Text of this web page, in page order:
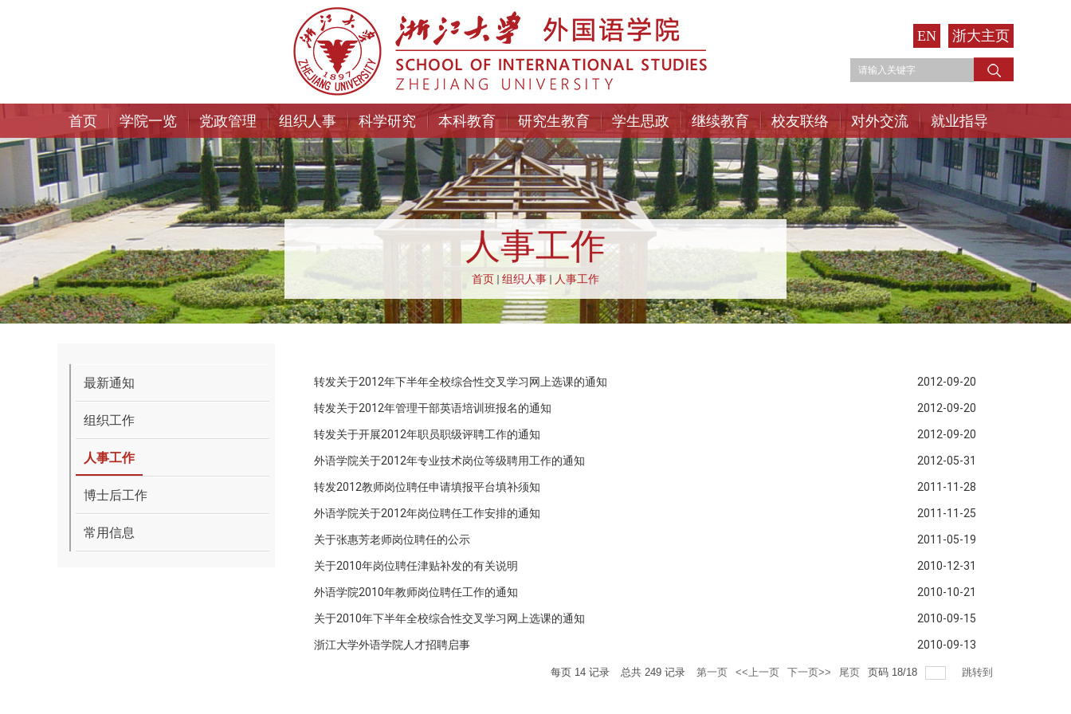
EN 浙大主页
首页 学院一览 党政管理 组织人事 科学研究 本科教育 研究生教育 学生思政 继续教育 校友联络 对外交流 就业指导
人事工作
首页 组织人事 人事工作
最新通知
组织工作
人事工作
博士后工作
常用信息
转发关于2012年下半年全校综合性交叉学习网上选课的通知 2012-09-20
转发关于2012年管理干部英语培训班报名的通知 2012-09-20
转发关于开展2012年职员职级评聘工作的通知 2012-09-20
外语学院关于2012年专业技术岗位等级聘用工作的通知 2012-05-31
转发2012教师岗位聘任申请填报平台填补须知 2011-11-28
外语学院关于2012年岗位聘任工作安排的通知 2011-11-25
关于张惠芳老师岗位聘任的公示 2011-05-19
关于2010年岗位聘任津贴补发的有关说明 2010-12-31
外语学院2010年教师岗位聘任工作的通知 2010-10-21
关于2010年下半年全校综合性交叉学习网上选课的通知 2010-09-15
浙江大学外语学院人才招聘启事 2010-09-13
每页 14 记录 总共 249 记录 第一页 <<上一页 下一页>> 尾页 页码 18/18 跳转到